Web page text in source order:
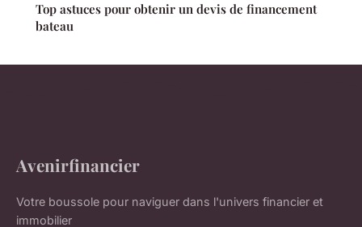
Top astuces pour obtenir un devis de financement
bateau
Avenirfinancier
Votre boussole pour naviguer dans l'univers financier et
immobilier